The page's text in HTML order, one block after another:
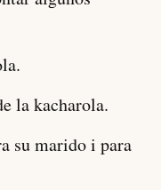
la kacharola.
su marido i para